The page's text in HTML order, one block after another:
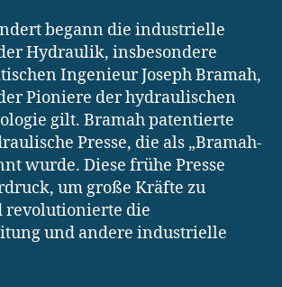
begann die industrielle
Hydraulik, insbesondere
Ingenieur Joseph Bramah,
Pioniere der hydraulischen
gilt. Bramah patentierte
Presse, die als „Bramah-
wurde. Diese frühe Presse
um große Kräfte zu
revolutionierte die
und andere industrielle